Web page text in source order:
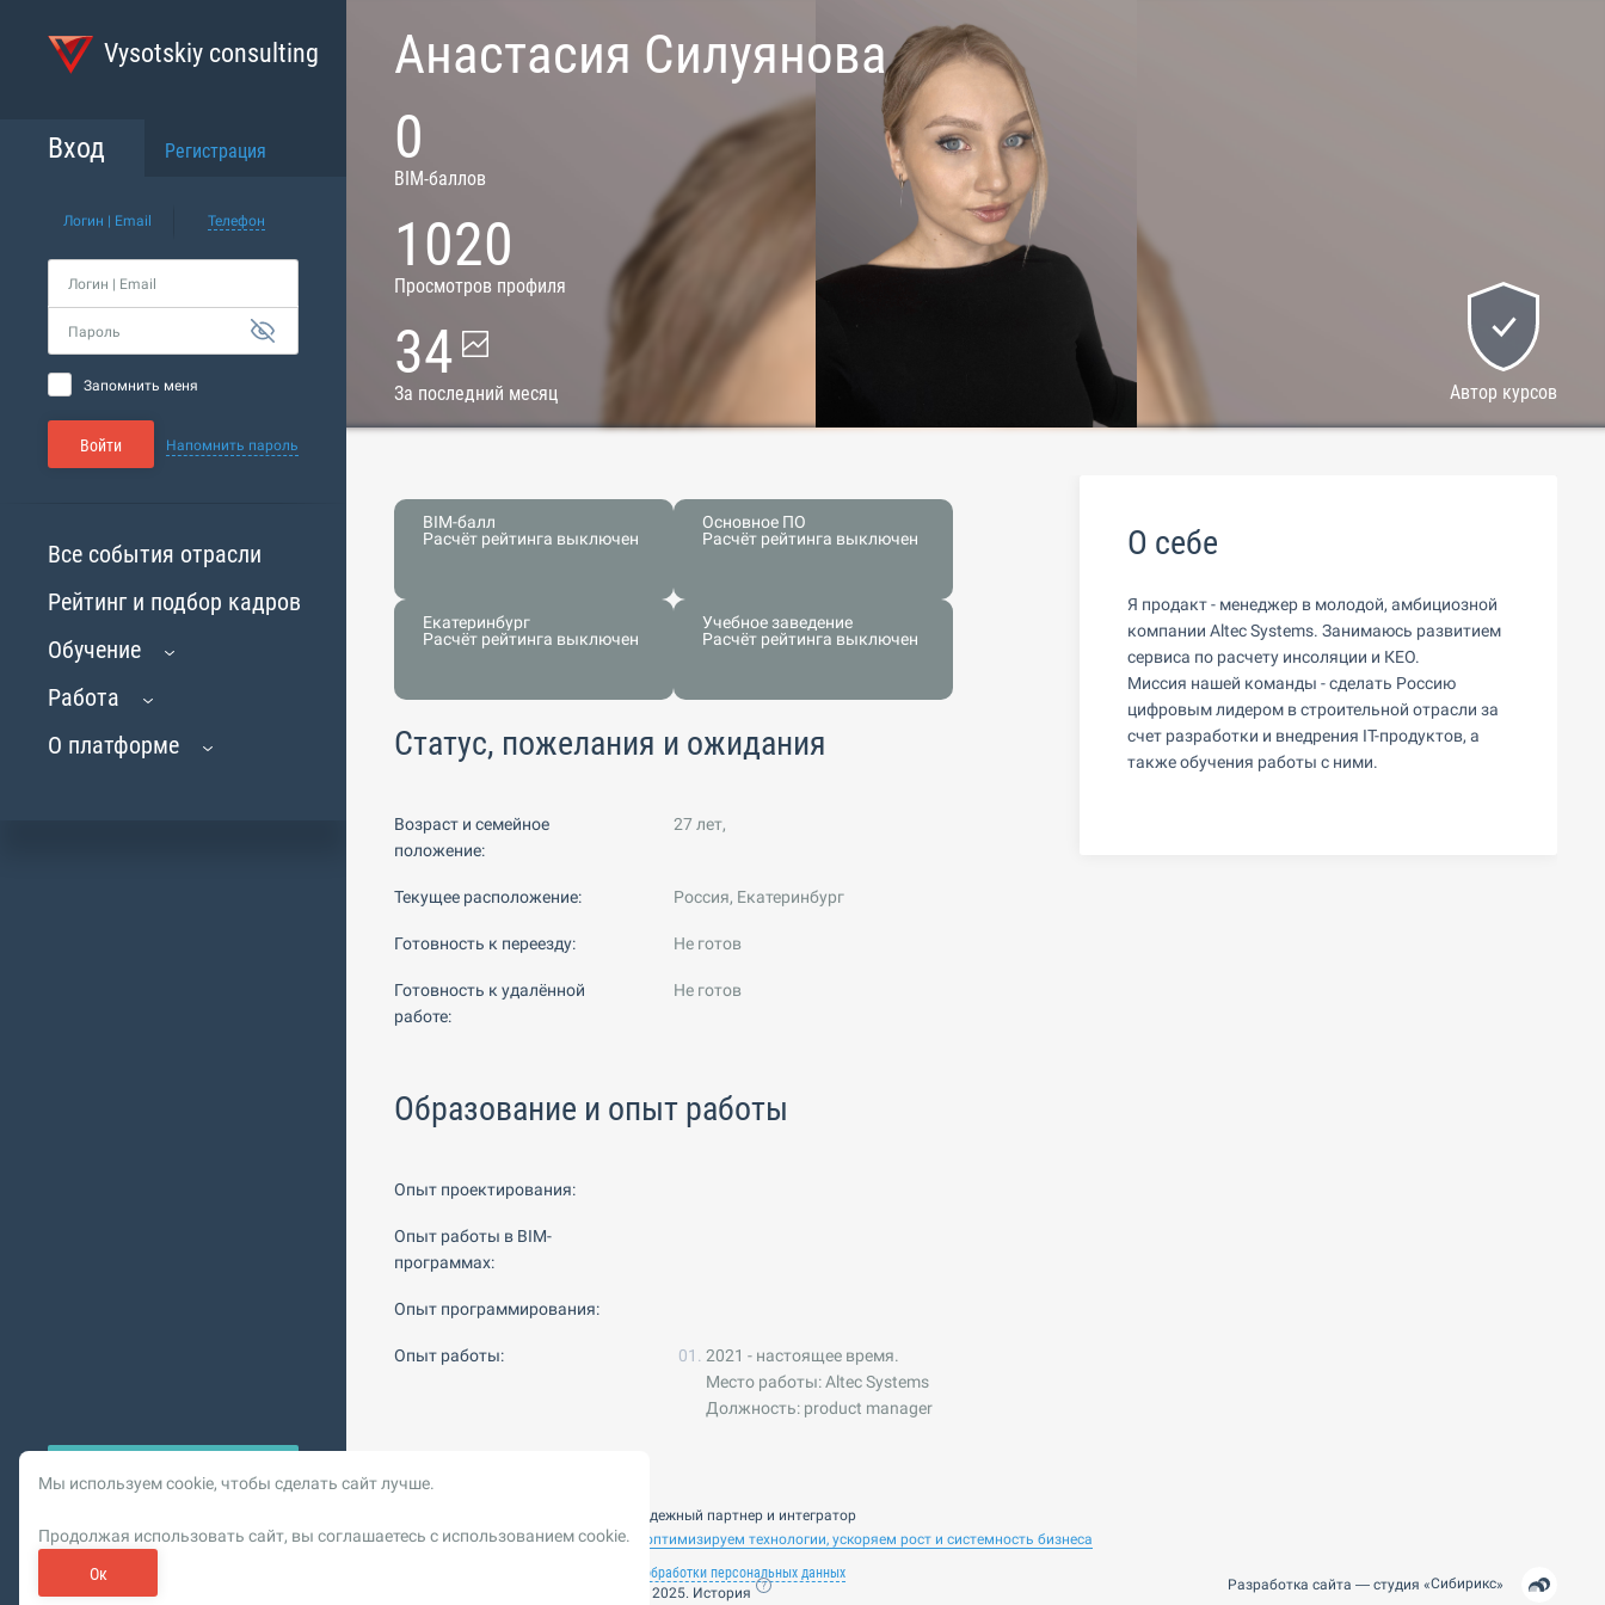
Vysotskiy consulting
Вход Регистрация
Логин | Email Телефон
Логин | Email
Пароль
Запомнить меня
Войти Напомнить пароль
Все события отрасли
Рейтинг и подбор кадров
Обучение
Работа
О платформе
Реклама. ООО «РОМБИТ»
О рекламе на bim.vc
Анастасия Силуянова
0
BIM-баллов
1020
Просмотров профиля
34
За последний месяц Автор курсов
О себе
Я продакт - менеджер в молодой, амбициозной
компании Altec Systems. Занимаюсь развитием
сервиса по расчету инсоляции и КЕО.
Миссия нашей команды - сделать Россию
цифровым лидером в строительной отрасли за
счет разработки и внедрения IT-продуктов, а
также обучения работы с ними.
BIM-балл
Расчёт рейтинга выключен
Основное ПО
Расчёт рейтинга выключен
Екатеринбург
Расчёт рейтинга выключен
Учебное заведение
Расчёт рейтинга выключен
Статус, пожелания и ожидания
Возраст и семейное
положение:
27 лет,
Текущее расположение: Россия, Екатеринбург
Готовность к переезду: Не готов
Готовность к удалённой
работе:
Не готов
Образование и опыт работы
Опыт проектирования:
Опыт работы в BIM-
программах:
Опыт программирования:
Опыт работы:
2021 - настоящее время.
Место работы: Altec Systems
Должность: product manager
© 2026 Vysotskiy consulting — ваш надежный партнер и интегратор
Цифровизация, BIM, ИИ. Внедряем и оптимизируем технологии, ускоряем рост и системность бизнеса
Политика обработки персональных данных
Обновление от 14 ноября 2025. История
Разработка сайта — студия «Сибирикс»
Мы используем cookie, чтобы сделать сайт лучше.
Продолжая использовать сайт, вы соглашаетесь с использованием cookie.
Ок